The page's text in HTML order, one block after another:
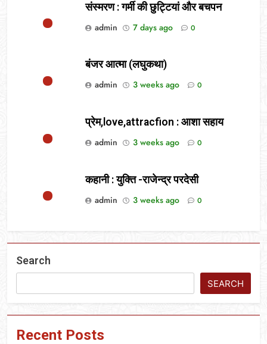
संस्मरण : गर्मी की छुट्टियां और बचपन
admin
7 days ago 0
बंजर आत्मा (लघुकथा)
admin
3 weeks ago 0
प्रेम,love,attracfion : आशा सहाय
admin
3 weeks ago 0
कहानी : युक्ति -राजेन्द्र परदेसी
admin
3 weeks ago 0
Search
SEARCH
Recent Posts